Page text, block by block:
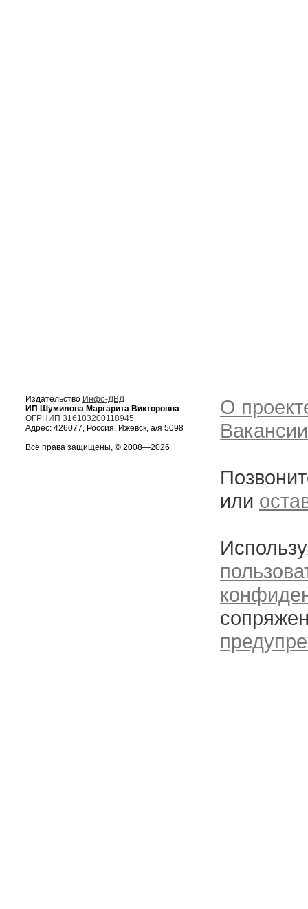
Издательство Инфо-ДВД
ИП Шумилова Маргарита Викторовна
ОГРНИП 316183200118945
Адрес: 426077, Россия, Ижевск, а/я 5098
Все права защищены, © 2008—2026
О
Вакансии
или